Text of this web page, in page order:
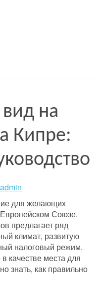
на
Кипре:
admin
для желающих
Союзе.
предлагает ряд
климат, развитую
налоговый режим.
качестве места для
знать, как правильно